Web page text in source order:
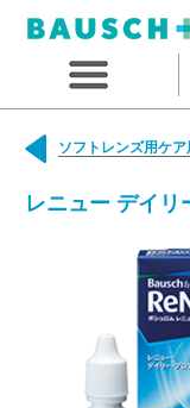
ソフトレンズ用ケア
レニュー デイリ